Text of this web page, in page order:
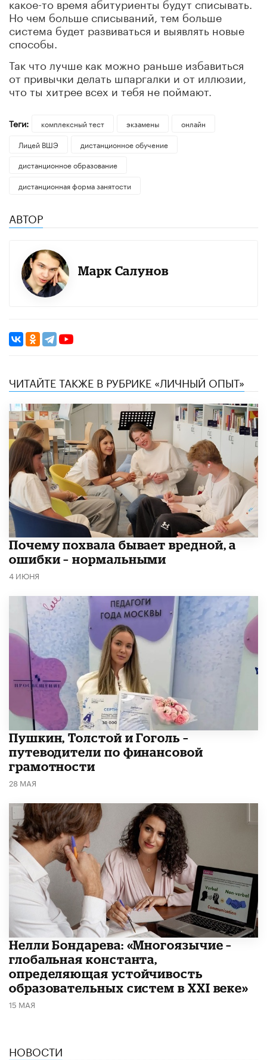
Но чем больше списываний, тем больше
система будет развиваться и выявлять новые
способы.
Так что лучше как можно раньше избавиться
от привычки делать шпаргалки и от иллюзии,
что ты хитрее всех и тебя не поймают.
Теги: комплексный тест экзамены
онлайн
Лицей ВШЭ
дистанционное обучение
дистанционное образование
дистанционная форма занятости
АВТОР
Марк Салунов
ЧИТАЙТЕ ТАКЖЕ В РУБРИКЕ «ЛИЧНЫЙ ОПЫТ»
​Почему похвала бывает вредной, а
ошибки – нормальными
4 ИЮНЯ
​Пушкин, Толстой и Гоголь –
путеводители по финансовой
грамотности
28 МАЯ
​Нелли Бондарева: «Многоязычие –
глобальная константа,
определяющая устойчивость
образовательных систем в XXI веке»
15 МАЯ
НОВОСТИ